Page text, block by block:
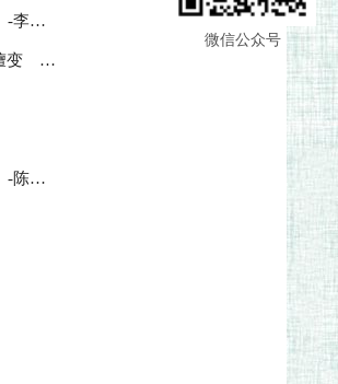
微信公众号
-李传军 解乐乐
论《林海雪原》及其衍生文本的生产与再生产——兼及“红色经典”生产与再生产场域结构嬗变
-周思钊
-陈若愚 吴文超